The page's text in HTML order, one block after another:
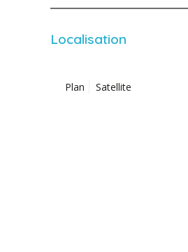
Localisation
Plan Satellite